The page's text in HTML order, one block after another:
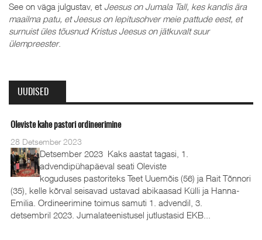
See on väga julgustav, et Jeesus on Jumala Tall, kes kandis ära
maailma patu, et Jeesus on lepitusohver meie pattude eest, et
surnuist üles tõusnud Kristus Jeesus on jätkuvalt suur
ülempreester.
UUDISED
Oleviste kahe pastori ordineerimine
28 Detsember 2023
Detsember 2023 Kaks aastat tagasi, 1.
advendipühapäeval seati Oleviste
koguduses pastoriteks Teet Uuemõis (56) ja Rait Tõnnori
(35), kelle kõrval seisavad ustavad abikaasad Külli ja Hanna-
Emilia. Ordineerimine toimus samuti 1. advendil, 3.
detsembril 2023. Jumalateenistusel jutlustasid EKB...